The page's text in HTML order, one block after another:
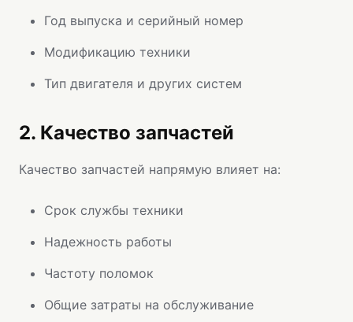
Год выпуска и серийный номер
Модификацию техники
Тип двигателя и других систем
2. Качество запчастей
Качество запчастей напрямую влияет на:
Срок службы техники
Надежность работы
Частоту поломок
Общие затраты на обслуживание